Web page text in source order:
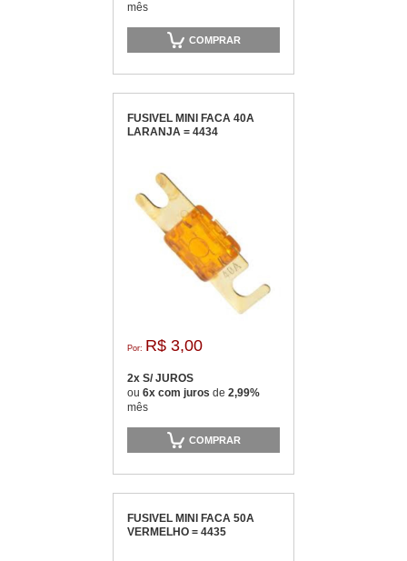
mês
COMPRAR
FUSIVEL MINI FACA 40A
LARANJA = 4434
Por: R$ 3,00
2x S/ JUROS
ou 6x com juros de 2,99%
mês
COMPRAR
FUSIVEL MINI FACA 50A
VERMELHO = 4435